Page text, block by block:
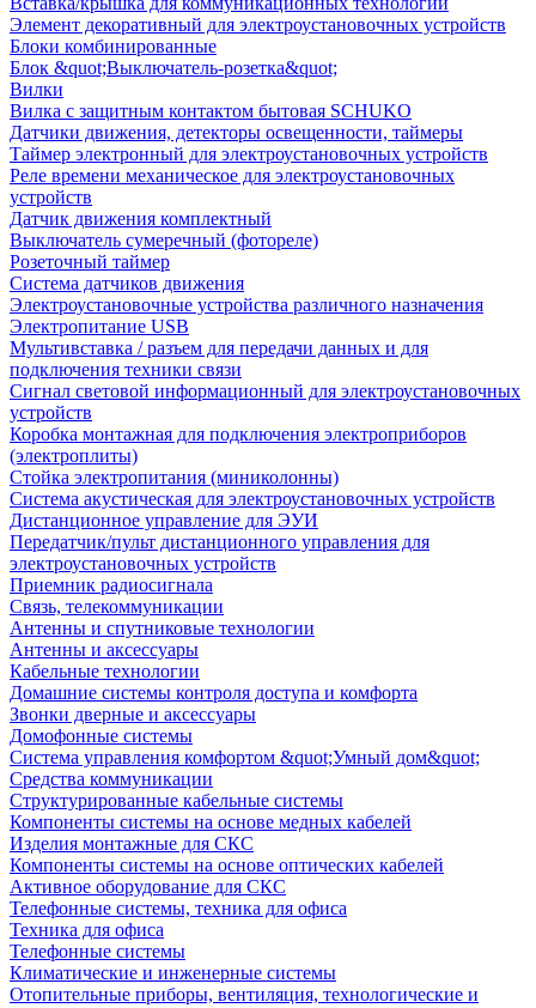
Элемент декоративный для электроустановочных устройств
Блоки комбинированные
Блок &quot;Выключатель-розетка&quot;
Вилки
Вилка с защитным контактом бытовая SCHUKO
Датчики движения, детекторы освещенности, таймеры
Таймер электронный для электроустановочных устройств
Реле времени механическое для электроустановочных
устройств
Датчик движения комплектный
Выключатель сумеречный (фотореле)
Розеточный таймер
Система датчиков движения
Электроустановочные устройства различного назначения
Электропитание USB
Мультивставка / разъем для передачи данных и для
подключения техники связи
Сигнал световой информационный для электроустановочных
устройств
Коробка монтажная для подключения электроприборов
(электроплиты)
Стойка электропитания (миниколонны)
Система акустическая для электроустановочных устройств
Дистанционное управление для ЭУИ
Передатчик/пульт дистанционного управления для
электроустановочных устройств
Приемник радиосигнала
Связь, телекоммуникации
Антенны и спутниковые технологии
Антенны и аксессуары
Кабельные технологии
Домашние системы контроля доступа и комфорта
Звонки дверные и аксессуары
Домофонные системы
Система управления комфортом &quot;Умный дом&quot;
Средства коммуникации
Структурированные кабельные системы
Компоненты системы на основе медных кабелей
Изделия монтажные для СКС
Компоненты системы на основе оптических кабелей
Активное оборудование для СКС
Телефонные системы, техника для офиса
Техника для офиса
Телефонные системы
Климатические и инженерные системы
Отопительные приборы, вентиляция, технологические и